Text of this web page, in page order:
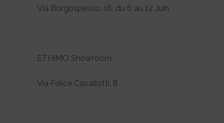
Via Borgospesso, 18, du 6 au 12 Juin
ETHIMO Showroom
Via Felice Cavallotti, 8